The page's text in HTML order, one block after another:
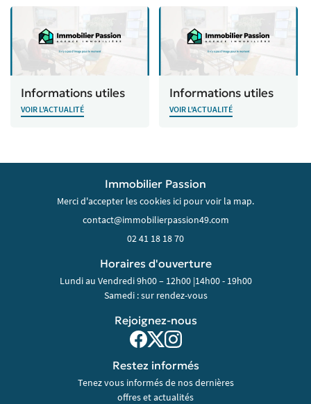
Informations utiles
VOIR L'ACTUALITÉ
Informations utiles
VOIR L'ACTUALITÉ
Immobilier Passion
Merci d'accepter les cookies ici pour voir la map.
02 41 18 18 70
Horaires d'ouverture
Lundi au Vendredi 9h00 – 12h00 |14h00 - 19h00
Samedi : sur rendez-vous
Rejoignez-nous
Restez informés
Tenez vous informés de nos dernières
offres et actualités